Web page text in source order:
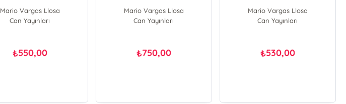
Mario Vargas Llosa
Can Yayınları
₺550,00
Mario Vargas Llosa
Can Yayınları
₺750,00
Mario Vargas Llosa
Can Yayınları
₺530,00